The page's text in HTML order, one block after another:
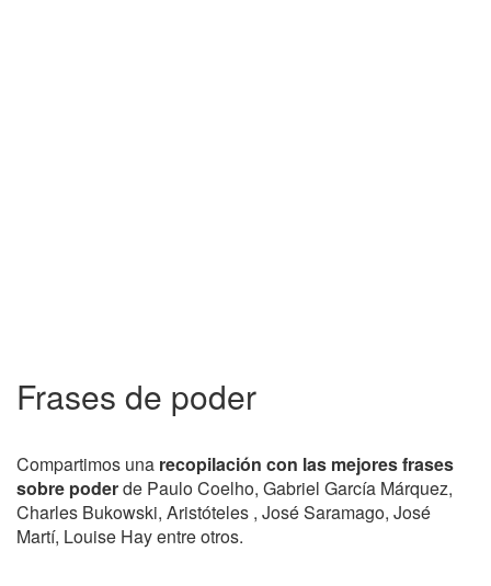
Frases de poder
Compartimos una recopilación con las mejores frases
sobre poderde Paulo Coelho, Gabriel García Márquez,
Charles Bukowski, Aristóteles , José Saramago, José
Martí, Louise Hay entre otros.